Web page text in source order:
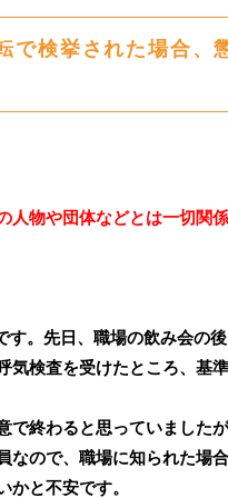
で検挙された場合、
物や団体などとは一切関
。先日、職場の飲み会の
気検査を受けたところ、基
で終わると思っていました
なので、職場に知られた場
と不安です。